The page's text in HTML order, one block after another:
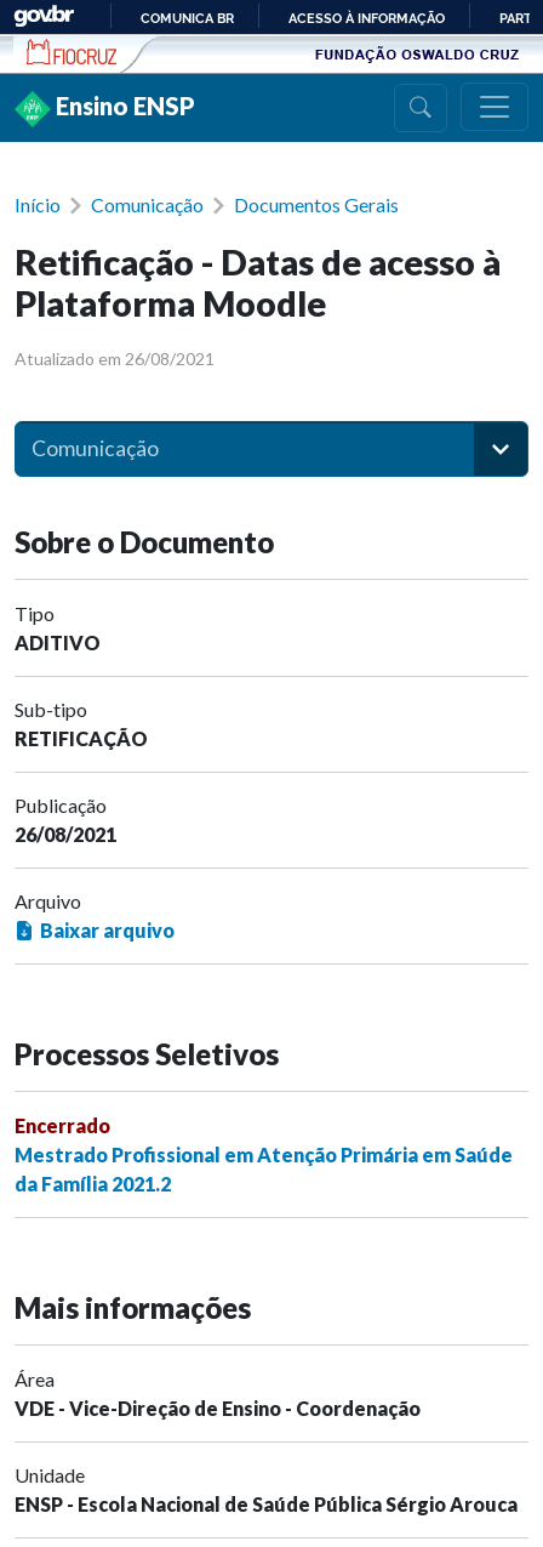
Ir para conteúdo
PARA
COMUNICA BR ACESSO À INFORMAÇÃO
Ensino ENSP
Início Comunicação Documentos Gerais
Retificação - Datas de acesso à
Plataforma Moodle
Atualizado em 26/08/2021
Comunicação
Sobre o Documento
Tipo
ADITIVO
Sub-tipo
RETIFICAÇÃO
Publicação
26/08/2021
Arquivo
Baixar arquivo
Processos Seletivos
Encerrado
Mestrado Profissional em Atenção Primária em Saúde
da Família 2021.2
Mais informações
Área
VDE - Vice-Direção de Ensino - Coordenação
Unidade
ENSP - Escola Nacional de Saúde Pública Sérgio Arouca